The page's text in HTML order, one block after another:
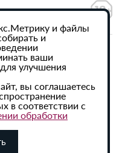
данных
активная
обязательна.
и файлы
и
ваши
улучшения
вы соглашаетесь
в соответствии с
обработки